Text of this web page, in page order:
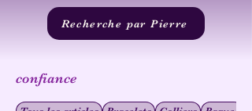
choisi avec soin pour sa beauté et son
énergie, afin de vous accompagner dans
votre chemin de bien-être et d’harmonie.
Nous vous proposons une large sélection de
bracelets en pierres naturelles, colliers,
pendentifs, pendules, pierres roulées et
Recherche par Pierre
confiance